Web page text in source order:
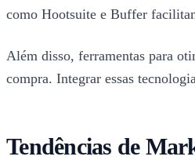
como Hootsuite e Buffer
Além disso, ferramentas para
compra. Integrar essas
Tendências de